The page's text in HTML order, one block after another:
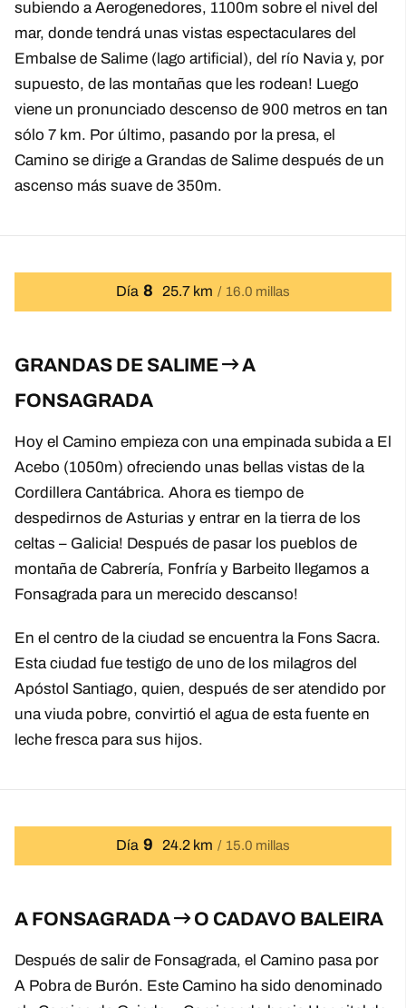
subiendo a Aerogenedores, 1100m sobre el nivel del
mar, donde tendrá unas vistas espectaculares del
Embalse de Salime (lago artificial), del río Navia y, por
supuesto, de las montañas que les rodean! Luego
viene un pronunciado descenso de 900 metros en tan
sólo 7 km. Por último, pasando por la presa, el
Camino se dirige a Grandas de Salime después de un
ascenso más suave de 350m.
Día 8 25.7 km 16.0 millas
GRANDAS DE SALIME
A
FONSAGRADA
Hoy el Camino empieza con una empinada subida a El
Acebo (1050m) ofreciendo unas bellas vistas de la
Cordillera Cantábrica. Ahora es tiempo de
despedirnos de Asturias y entrar en la tierra de los
celtas – Galicia! Después de pasar los pueblos de
montaña de Cabrería, Fonfría y Barbeito llegamos a
Fonsagrada para un merecido descanso!
En el centro de la ciudad se encuentra la Fons Sacra.
Esta ciudad fue testigo de uno de los milagros del
Apóstol Santiago, quien, después de ser atendido por
una viuda pobre, convirtió el agua de esta fuente en
leche fresca para sus hijos.
Día 9 24.2 km 15.0 millas
A FONSAGRADA O CADAVO BALEIRA
Después de salir de Fonsagrada, el Camino pasa por
A Pobra de Burón. Este Camino ha sido denominado